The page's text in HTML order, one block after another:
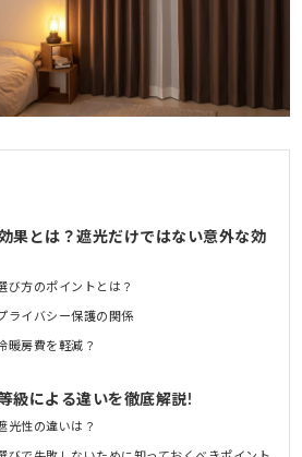
果とは？遮光だけではない意外な効
び方のポイントとは？
ライバシー保護の関係
暖房費を軽減？
級による違いを徹底解説!
光性の違いは？